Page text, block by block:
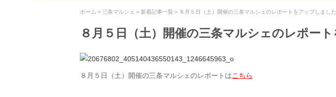
ホーム > 三条マルシェ > 新着記事一覧 > ８月５日（土）開催の三条マルシェのレポートをアップしました
８月５日（土）開催の三条マルシェのレポー
８月５日（土）開催の三条マルシェのレポートはこちら